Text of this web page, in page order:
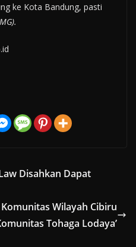
ke Kota Bandung, pasti
Disahkan Dapat
Wilayah Cibiru
Tohaga Lodaya’